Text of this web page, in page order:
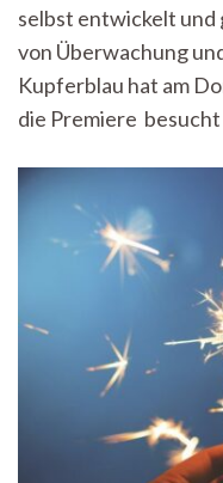
selbst entwickelt und
von Überwachung
Kupferblau hat am
die Premiere